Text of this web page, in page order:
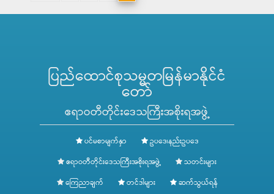
ပြည်ထောင်စုသမ္မတမြန်မာနိုင်ငံ
တော်
ဧရာဝတီတိုင်းဒေသကြီးအစိုးရအဖွဲ့
ပင်မစာမျက်နှာ
ဥပဒေ၊နည်းဥပဒေ
ဧရာဝတီတိုင်းဒေသကြီးအစိုးရအဖွဲ့
သတင်းများ
ကြေညာချက်
တင်ဒါများ
ဆက်သွယ်ရန်